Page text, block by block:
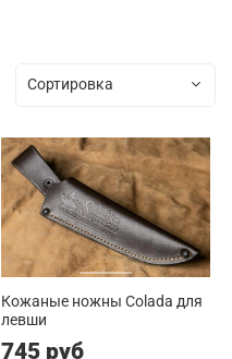
Кожаные ножны Colada для
левши
745 руб